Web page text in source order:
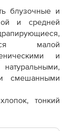
блузочные и
и средней
малой
и
смешанными
тонкий